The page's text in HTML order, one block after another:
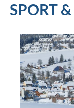
SPORT